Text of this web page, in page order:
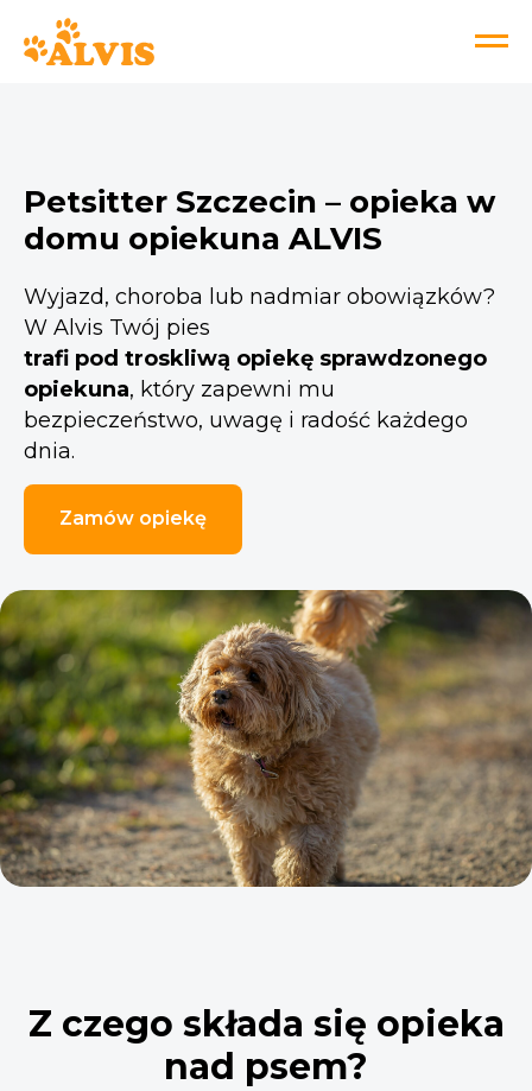
Petsitter Szczecin – opieka w
domu opiekuna ALVIS
Wyjazd, choroba lub nadmiar obowiązków?
W Alvis Twój pies
trafi pod troskliwą opiekę sprawdzonego
opiekuna, który zapewni mu
bezpieczeństwo, uwagę i radość każdego
dnia.
Zamów opiekę
Z czego składa się opieka
nad psem?